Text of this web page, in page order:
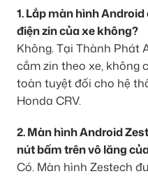
1. Lắp màn hình
điện zin của xe không?
Không. Tại Thành Phát
cắm zin theo xe, không
toàn tuyệt đối cho hệ
Honda CRV.
2. Màn hình Android
nút bấm trên vô lăng
Có. Màn hình Zestech